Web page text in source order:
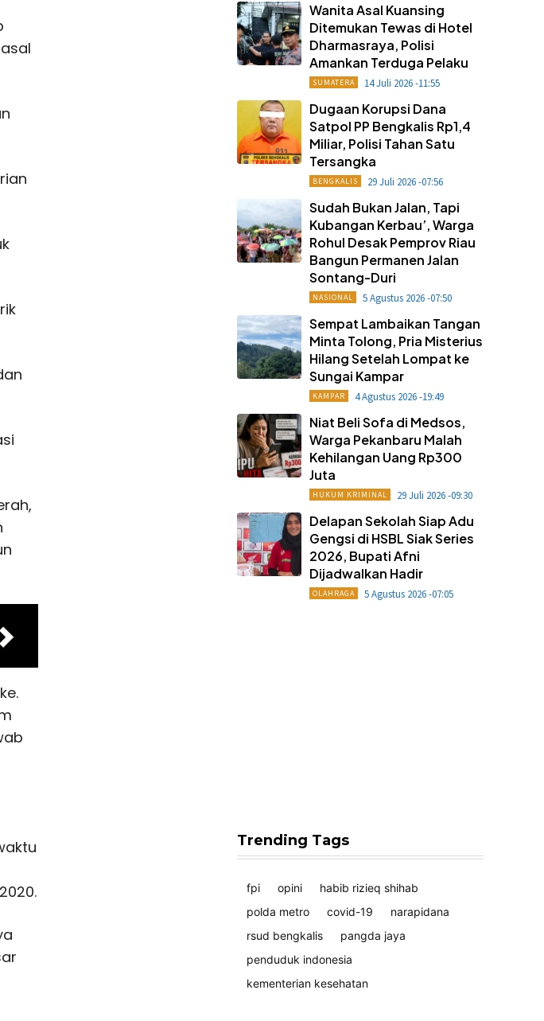
Wanita Asal Kuansing
Ditemukan Tewas di Hotel
Dharmasraya, Polisi
Amankan Terduga Pelaku
SUMATERA 14 Juli 2026 -11:55
Dugaan Korupsi Dana
Satpol PP Bengkalis Rp1,4
Miliar, Polisi Tahan Satu
Tersangka
BENGKALIS 29 Juli 2026 -07:56
Sudah Bukan Jalan, Tapi
Kubangan Kerbau’, Warga
Rohul Desak Pemprov Riau
Bangun Permanen Jalan
Sontang-Duri
NASIONAL 5 Agustus 2026 -07:50
Sempat Lambaikan Tangan
Minta Tolong, Pria Misterius
Hilang Setelah Lompat ke
Sungai Kampar
KAMPAR 4 Agustus 2026 -19:49
Niat Beli Sofa di Medsos,
Warga Pekanbaru Malah
Kehilangan Uang Rp300
Juta
HUKUM KRIMINAL 29 Juli 2026 -09:30
Delapan Sekolah Siap Adu
Gengsi di HSBL Siak Series
2026, Bupati Afni
Dijadwalkan Hadir
OLAHRAGA 5 Agustus 2026 -07:05
Trending Tags
fpi opini
habib rizieq shihab
polda metro
covid-19
narapidana
rsud bengkalis
pangda jaya
penduduk indonesia
kementerian kesehatan